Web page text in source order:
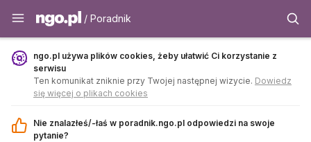
Poradnik - ngo.pl
/ Poradnik
ngo.pl używa plików cookies, żeby ułatwić Ci korzystanie z
serwisu
Ten komunikat zniknie przy Twojej następnej wizycie. Dowiedz
się więcej o plikach cookies
Nie znalazłeś/-łaś w poradnik.ngo.pl odpowiedzi na swoje
pytanie?